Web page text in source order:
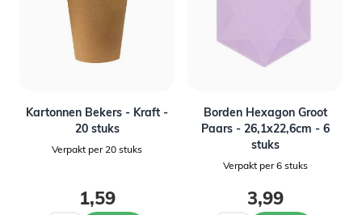
Kartonnen Bekers - Kraft -
20 stuks
Verpakt per 20 stuks
1,59
Borden Hexagon Groot
Paars - 26,1x22,6cm - 6
stuks
Verpakt per 6 stuks
3,99